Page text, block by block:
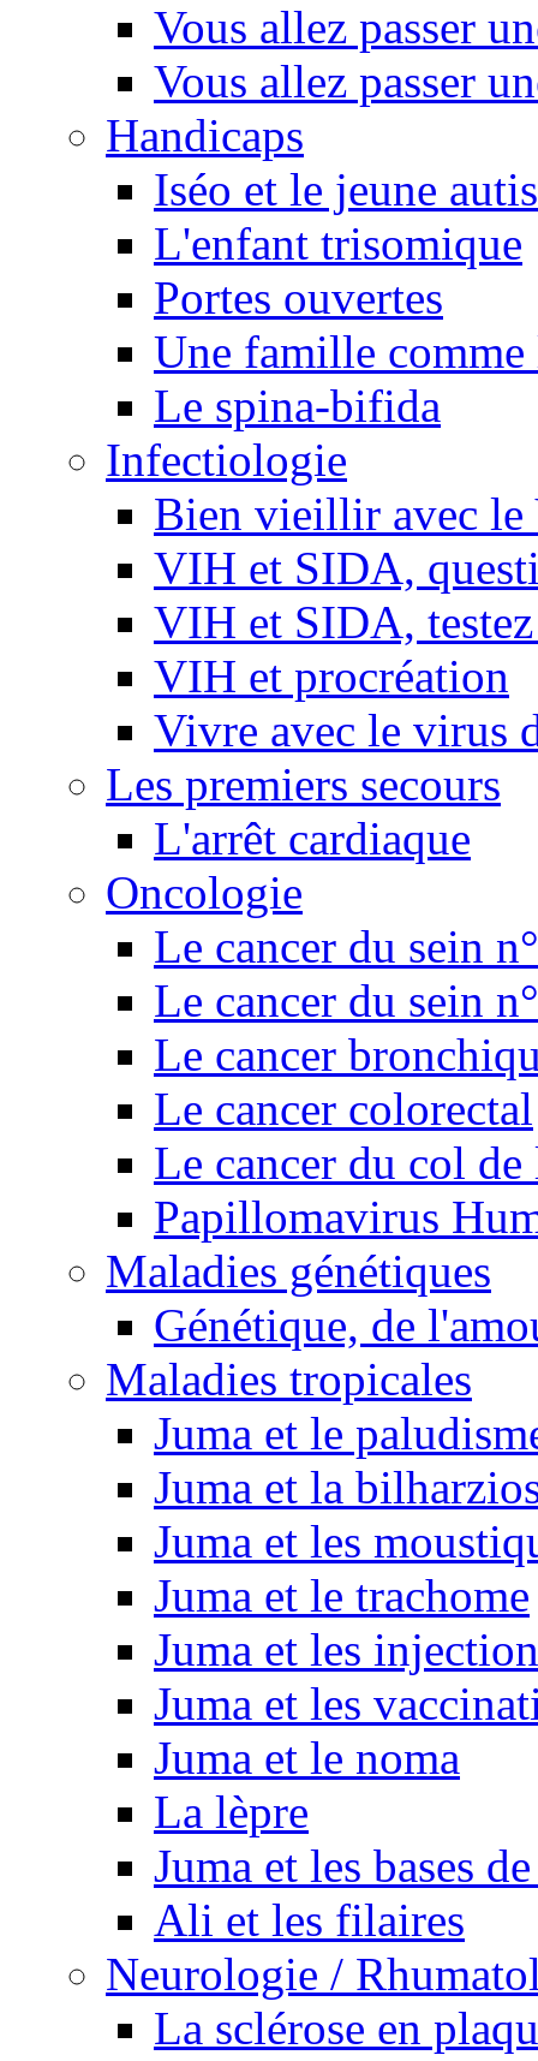
Vous allez passer
Vous allez passer
Handicaps
Iséo et le jeune
L'enfant trisomique
Portes ouvertes
Une famille comme
Le spina-bifida
Infectiologie
Bien vieillir avec
VIH et SIDA,
VIH et SIDA, testez
VIH et procréation
Vivre avec le virus
Les premiers secours
L'arrêt cardiaque
Oncologie
Le cancer du sein
Le cancer du sein
Le cancer
Le cancer colorectal
Le cancer du col de
Papillomavirus
Maladies génétiques
Génétique, de
Maladies tropicales
Juma et le
Juma et la
Juma et les
Juma et le trachome
Juma et les
Juma et les
Juma et le noma
La lèpre
Juma et les bases
Ali et les filaires
Neurologie /
La sclérose en